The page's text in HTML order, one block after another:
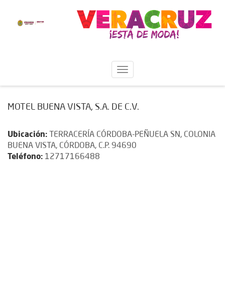
MOTEL BUENA VISTA, S.A. DE C.V.
Ubicación:
TERRACERÍA CÓRDOBA-PEÑUELA SN, COLONIA
BUENA VISTA, CÓRDOBA, C.P. 94690
Teléfono: 12717166488